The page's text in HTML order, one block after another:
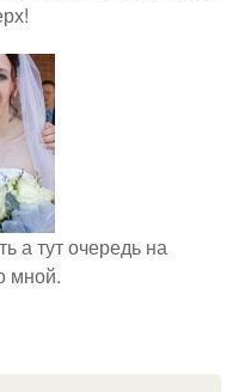
а тут очередь на
мной.